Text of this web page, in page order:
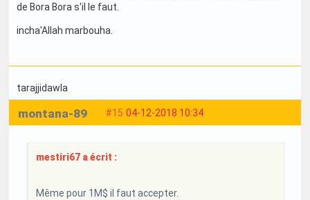
de Bora Bora s'il le faut.
incha'Allah marbouha.
tarajjidawla
#15 04-12-2018 10:34
montana-89
mestiri67 a écrit :
Même pour 1M$ il faut accepter.